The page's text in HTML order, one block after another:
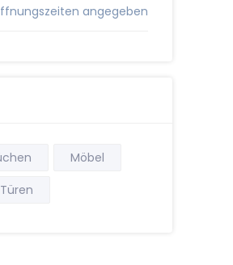
angegeben
Möbel
Türen